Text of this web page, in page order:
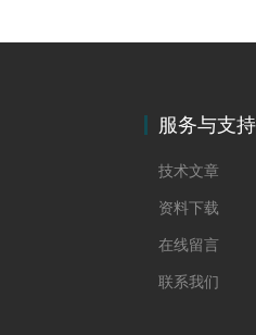
服务与支持
技术文章
资料下载
在线留言
联系我们